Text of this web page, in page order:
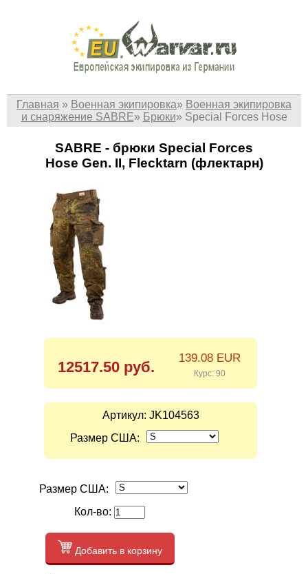
Главная » Военная экипировка» Военная экипировка
и снаряжение SABRE» Брюки» Special Forces Hose
SABRE - брюки Special Forces
Hose Gen. II, Flecktarn (флектарн)
12517.50 руб.
139.08 EUR
Курс: 90
Артикул: JK104563
Размер США:
Размер США:
Кол-во:
Добавить в корзину